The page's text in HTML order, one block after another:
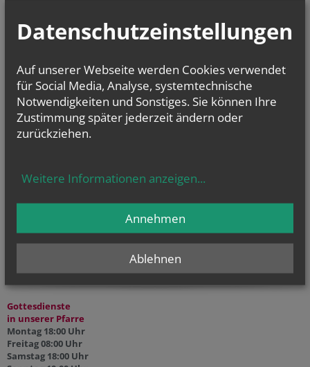
Treffen der Legio Mariä
NAMENSTAGE
Hl. Teresia Benedicta vom Kreuz (Edith Stein), Hl. Hathumar,
Hl. Romanus von Rom
Gottesdienste
in unserer Pfarre
Montag 18:00 Uhr
Freitag 08:00 Uhr
Samstag 18:00 Uhr
Datenschutzeinstellungen
Auf unserer Webseite werden Cookies verwendet
für Social Media, Analyse, systemtechnische
Notwendigkeiten und Sonstiges. Sie können Ihre
Zustimmung später jederzeit ändern oder
zurückziehen.
Weitere Informationen anzeigen...
Ablehnen
Annehmen